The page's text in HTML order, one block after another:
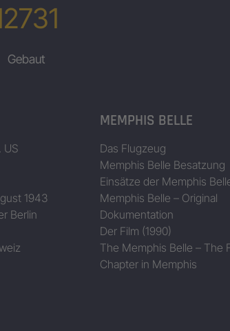
Gebaut
US
1943
Berlin
MEMPHIS BELLE
Das Flugzeug
Memphis Belle Besatzung
Einsätze der Memphis
Memphis Belle – Original
Dokumentation
Der Film (1990)
The Memphis Belle – The
Chapter in Memphis